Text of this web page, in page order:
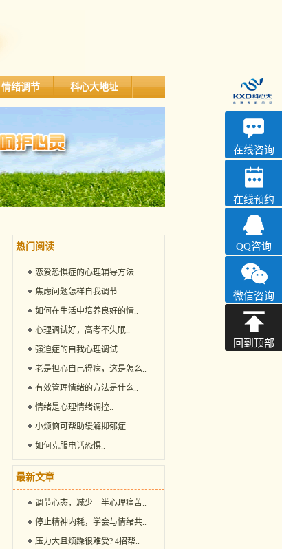
情绪调节 科心大地址
热门阅读
恋爱恐惧症的心理辅导方法..
焦虑问题怎样自我调节..
如何在生活中培养良好的情..
心理调试好，高考不失眠..
强迫症的自我心理调试..
老是担心自己得病，这是怎么..
有效管理情绪的方法是什么..
情绪是心理情绪调控..
小烦恼可帮助缓解抑郁症..
如何克服电话恐惧..
最新文章
调节心态，减少一半心理痛苦..
停止精神内耗，学会与情绪共..
压力大且烦躁很难受? 4招帮..
深科
心理咨询
在线咨询
在线预约
QQ咨询
微信咨询
回到顶部